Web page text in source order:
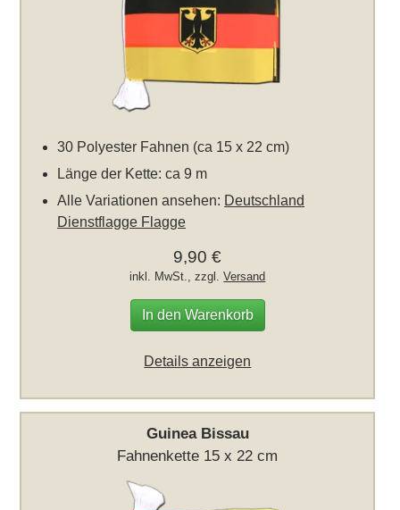
30 Polyester Fahnen (ca 15 x 22 cm)
Länge der Kette: ca 9 m
Alle Variationen ansehen: Deutschland
Dienstflagge Flagge
9,90 €
inkl. MwSt., zzgl.Versand
In den Warenkorb
Details anzeigen
Guinea Bissau
Fahnenkette 15 x 22 cm